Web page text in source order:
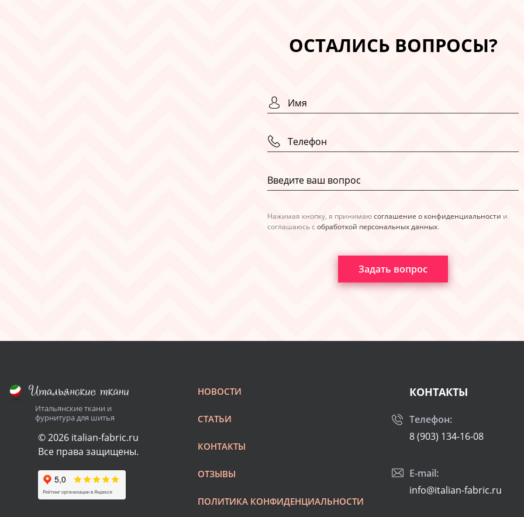
ОСТАЛИСЬ ВОПРОСЫ?
Нажимая кнопку, я принимаюсоглашение о конфиденциальности и
соглашаюсь с обработкой персональных данных.
Задать вопрос
Итальянские ткани и
фурнитура для шитья
© 2026 italian-fabric.ru
Все права защищены.
НОВОСТИ
СТАТЬИ
КОНТАКТЫ
ОТЗЫВЫ
ПОЛИТИКА КОНФИДЕНЦИАЛЬНОСТИ
КОНТАКТЫ
Телефон:
8 (903) 134-16-08
E-mail:
info@italian-fabric.ru